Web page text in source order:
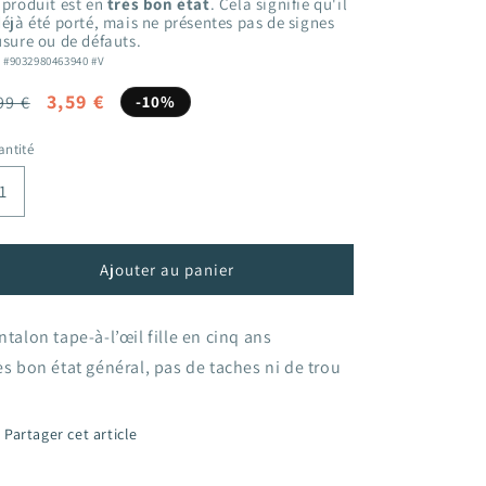
été porté, mais ne présentes pas de signes
ou de défauts.
#9032980463940 #V
€
Prix
3,59 € -10%
Ajouter au panier
tape-à-l’œil fille en cinq ans
bon état général, pas de taches ni de trou
Partager cet article